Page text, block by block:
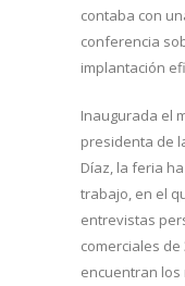
contaba con
conferencia
implantación
Inaugurada el
presidenta de
Díaz, la feria
trabajo, en el
entrevistas
comerciales
encuentran